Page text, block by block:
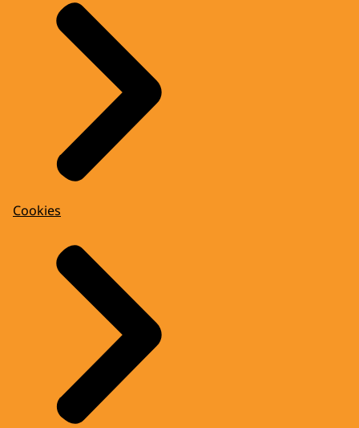
Cookies